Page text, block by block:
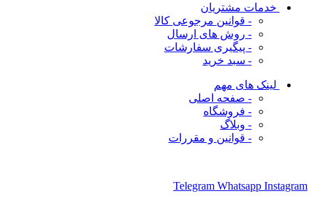
خدمات مشتریان
- قوانین مرجوعی کالا
- روش های ارسال
- پیگیری سفارشات
- سبد خرید
لینک های مهم
- صفحه اصلی
- فروشگاه
- وبلاگ
- قوانین و مقررات
Telegram Whatsapp Instagram